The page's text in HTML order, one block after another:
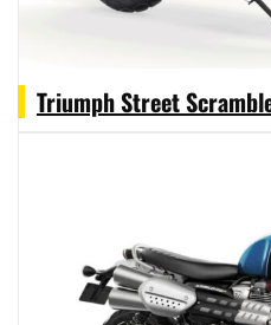
Triumph Street